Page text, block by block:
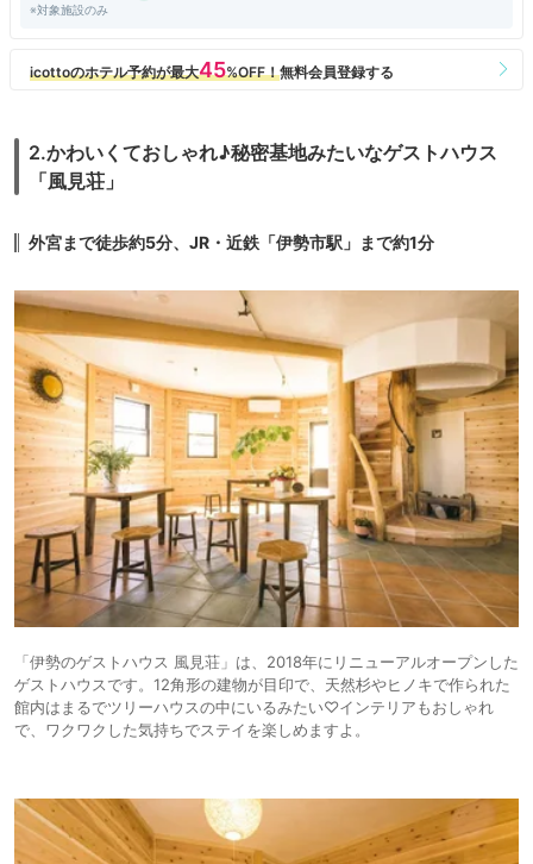
※対象施設のみ
2.かわいくておしゃれ♪秘密基地みたいなゲストハウス
「風見荘」
外宮まで徒歩約5分、JR・近鉄「伊勢市駅」まで約1分
「伊勢のゲストハウス 風見荘」は、2018年にリニューアルオープンした
ゲストハウスです。12角形の建物が目印で、天然杉やヒノキで作られた
館内はまるでツリーハウスの中にいるみたい♡インテリアもおしゃれ
で、ワクワクした気持ちでステイを楽しめますよ。